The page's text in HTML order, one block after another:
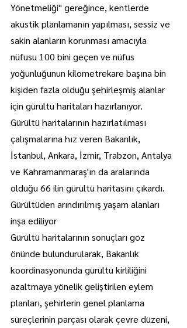
Yönetmeliği" gereğince, kentlerde
akustik planlamanın yapılması, sessiz ve
sakin alanların korunması amacıyla
nüfusu 100 bini geçen ve nüfus
yoğunluğunun kilometrekare başına bin
kişiden fazla olduğu şehirleşmiş alanlar
için gürültü haritaları hazırlanıyor.
Gürültü haritalarının hazırlatılması
çalışmalarına hız veren Bakanlık,
İstanbul, Ankara, İzmir, Trabzon, Antalya
ve Kahramanmaraş'ın da aralarında
olduğu 66 ilin gürültü haritasını çıkardı.
Gürültüden arındırılmış yaşam alanları
inşa ediliyor
Gürültü haritalarının sonuçları göz
önünde bulundurularak, Bakanlık
koordinasyonunda gürültü kirliliğini
azaltmaya yönelik geliştirilen eylem
planları, şehirlerin genel planlama
süreçlerinin parçası olarak çevre düzeni,